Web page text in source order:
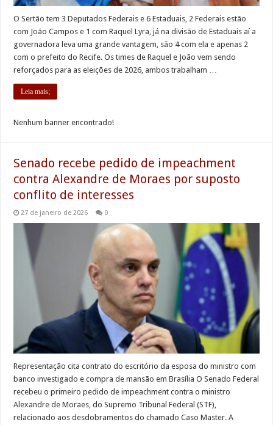
O Sertão tem 3 Deputados Federais e 6 Estaduais, 2 Federais estão
com João Campos e 1 com Raquel Lyra, já na divisão de Estaduais aí a
governadora leva uma grande vantagem, são 4 com ela e apenas 2
com o prefeito do Recife. Os times de Raquel e João vem sendo
reforçados para as eleições de 2026, ambos trabalham …
Leia mais;
Nenhum banner encontrado!
Senado recebe pedido de impeachment
contra Alexandre de Moraes por suposto
conflito de interesses
27 de janeiro de 2026 0
Representação cita contrato do escritório da esposa do ministro com
banco investigado e compra de mansão em Brasília O Senado Federal
recebeu o primeiro pedido de impeachment contra o ministro
Alexandre de Moraes, do Supremo Tribunal Federal (STF),
relacionado aos desdobramentos do chamado Caso Master. A